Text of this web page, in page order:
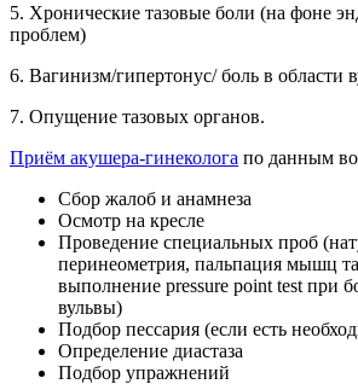
5. Хронические тазовые боли (на фоне
проблем)
6. Вагинизм/гипертонус/ боль в области
7. Опущение тазовых органов.
Приём акушера-гинеколога по данным
Сбор жалоб и анамнеза
Осмотр на кресле
Проведение специальных проб
перинеометрия, пальпация мышц
выполнение pressure point test при
вульвы)
Подбор пессария (если есть
Определение диастаза
Подбор упражнений